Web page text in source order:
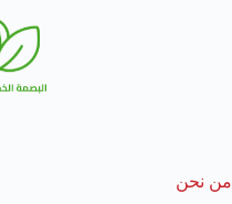
من نحن